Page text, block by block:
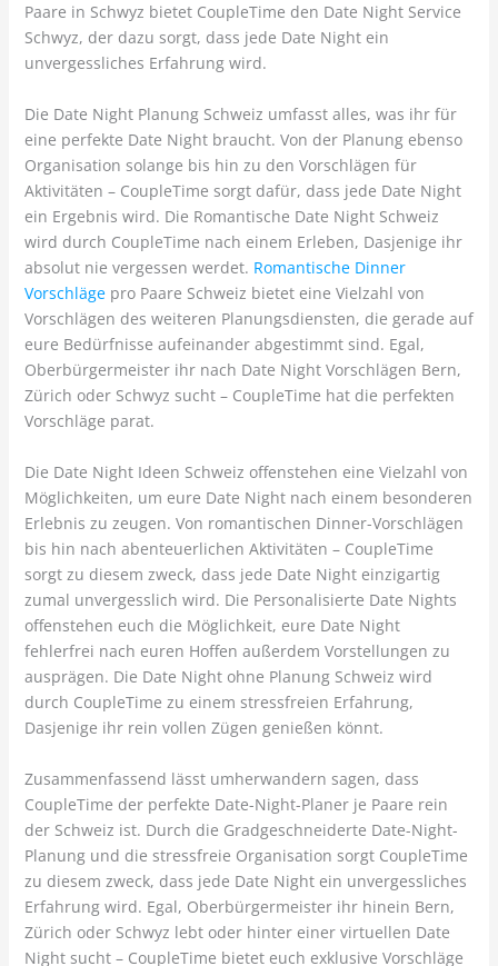
Paare in Schwyz bietet CoupleTime den Date Night Service
Schwyz, der dazu sorgt, dass jede Date Night ein
unvergessliches Erfahrung wird.
Die Date Night Planung Schweiz umfasst alles, was ihr für
eine perfekte Date Night braucht. Von der Planung ebenso
Organisation solange bis hin zu den Vorschlägen für
Aktivitäten – CoupleTime sorgt dafür, dass jede Date Night
ein Ergebnis wird. Die Romantische Date Night Schweiz
wird durch CoupleTime nach einem Erleben, Dasjenige ihr
absolut nie vergessen werdet. Romantische Dinner
Vorschlägepro Paare Schweiz bietet eine Vielzahl von
Vorschlägen des weiteren Planungsdiensten, die gerade auf
eure Bedürfnisse aufeinander abgestimmt sind. Egal,
Oberbürgermeister ihr nach Date Night Vorschlägen Bern,
Zürich oder Schwyz sucht – CoupleTime hat die perfekten
Vorschläge parat.
Die Date Night Ideen Schweiz offenstehen eine Vielzahl von
Möglichkeiten, um eure Date Night nach einem besonderen
Erlebnis zu zeugen. Von romantischen Dinner-Vorschlägen
bis hin nach abenteuerlichen Aktivitäten – CoupleTime
sorgt zu diesem zweck, dass jede Date Night einzigartig
zumal unvergesslich wird. Die Personalisierte Date Nights
offenstehen euch die Möglichkeit, eure Date Night
fehlerfrei nach euren Hoffen außerdem Vorstellungen zu
ausprägen. Die Date Night ohne Planung Schweiz wird
durch CoupleTime zu einem stressfreien Erfahrung,
Dasjenige ihr rein vollen Zügen genießen könnt.
Zusammenfassend lässt umherwandern sagen, dass
CoupleTime der perfekte Date-Night-Planer je Paare rein
der Schweiz ist. Durch die Gradgeschneiderte Date-Night-
Planung und die stressfreie Organisation sorgt CoupleTime
zu diesem zweck, dass jede Date Night ein unvergessliches
Erfahrung wird. Egal, Oberbürgermeister ihr hinein Bern,
Zürich oder Schwyz lebt oder hinter einer virtuellen Date
Night sucht – CoupleTime bietet euch exklusive Vorschläge